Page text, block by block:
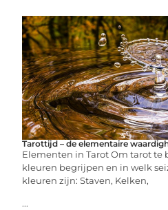
Tarottijd – de elementaire
Elementen in Tarot Om tarot te
kleuren begrijpen en in welk
kleuren zijn: Staven, Kelken,
...